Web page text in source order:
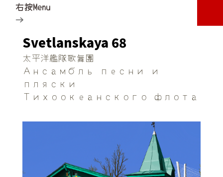
右按Menu
→
Svetlanskaya 68
太平洋艦隊歌舞團
Ансамбль песни и
пляски
Тихоокеанского флота